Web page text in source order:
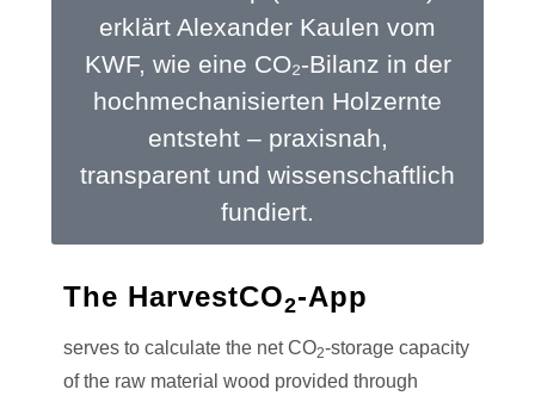
erklärt Alexander Kaulen vom
KWF, wie eine CO₂-Bilanz in der
hochmechanisierten Holzernte
entsteht – praxisnah,
transparent und wissenschaftlich
fundiert.
The HarvestCO2-App
serves to calculate the net CO2-storage capacity
of the raw material wood provided through